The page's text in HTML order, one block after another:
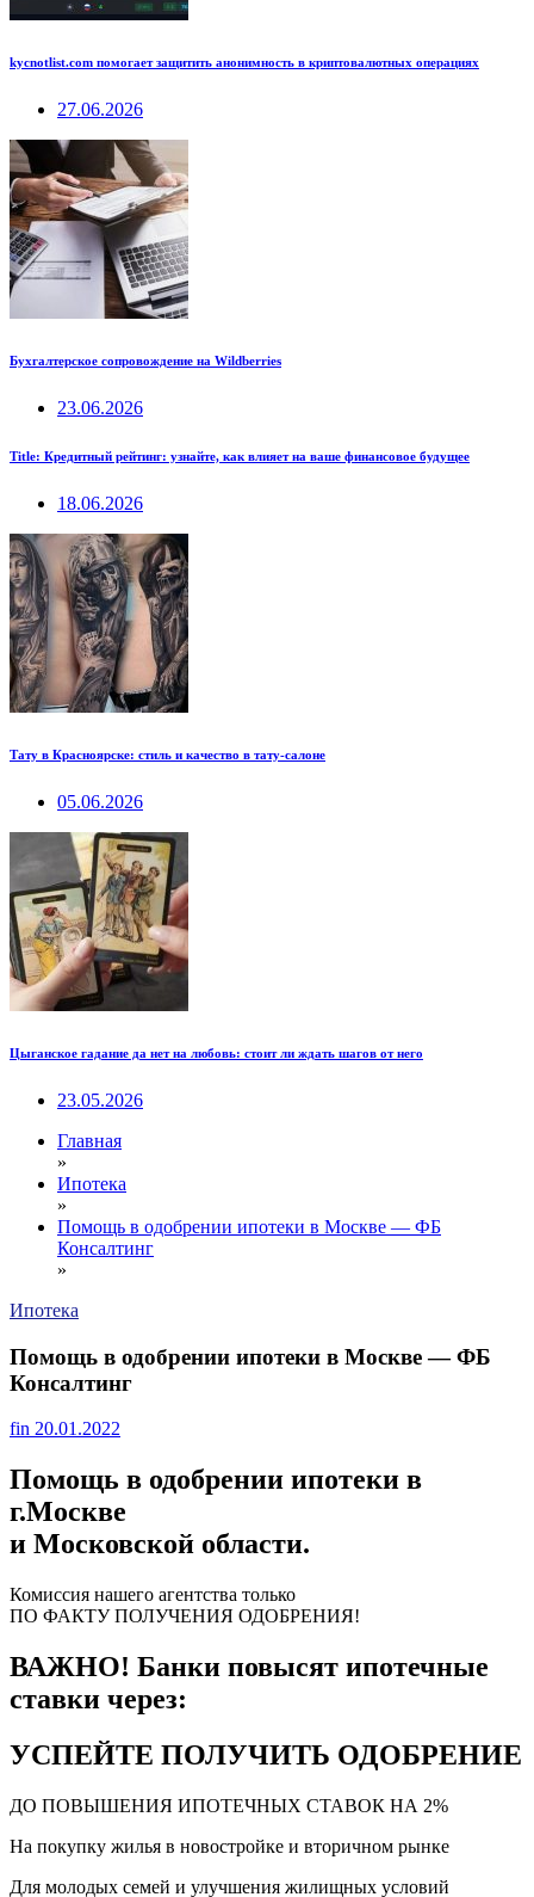
kycnotlist.com помогает защитить анонимность в криптовалютных операциях
27.06.2026
Бухгалтерское сопровождение на Wildberries
23.06.2026
Title: Кредитный рейтинг: узнайте, как влияет на ваше финансовое будущее
18.06.2026
Тату в Красноярске: стиль и качество в тату-салоне
05.06.2026
Цыганское гадание да нет на любовь: стоит ли ждать шагов от него
23.05.2026
Главная
»
Ипотека
»
Помощь в одобрении ипотеки в Москве — ФБ
Консалтинг
»
Ипотека
Помощь в одобрении ипотеки в Москве — ФБ
Консалтинг
fin 20.01.2022
Помощь в одобрении ипотеки в
г.Москве
и Московской области.
Комиссия нашего агентства только
ПО ФАКТУ ПОЛУЧЕНИЯ ОДОБРЕНИЯ!
ВАЖНО! Банки повысят ипотечные
ставки через:
УСПЕЙТЕ ПОЛУЧИТЬ ОДОБРЕНИЕ
ДО ПОВЫШЕНИЯ ИПОТЕЧНЫХ СТАВОК НА 2%
На покупку жилья в новостройке и вторичном рынке
Для молодых семей и улучшения жилищных условий